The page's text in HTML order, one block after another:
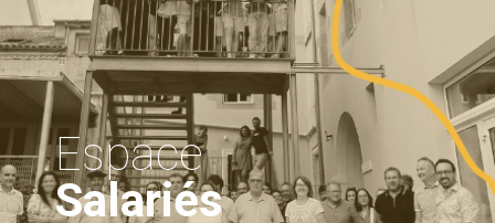
Espace
Salariés